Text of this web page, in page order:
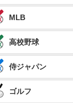
MLB
高校野球
侍ジャパン
ゴルフ